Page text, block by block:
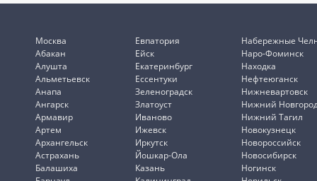
Москва
Абакан
Алушта
Альметьевск
Анапа
Ангарск
Армавир
Артем
Архангельск
Астрахань
Балашиха
Евпатория
Ейск
Екатеринбург
Ессентуки
Зеленоградск
Златоуст
Иваново
Ижевск
Иркутск
Йошкар-Ола
Казань
Набережные
Наро-Фоминск
Находка
Нефтеюганск
Нижневартовск
Нижний
Нижний Тагил
Новокузнецк
Новороссийск
Новосибирск
Ногинск